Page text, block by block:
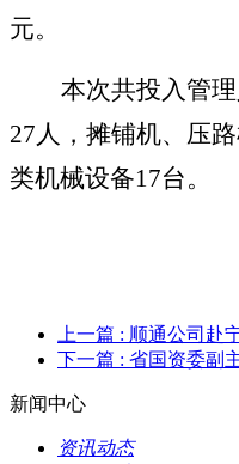
元。
本次共投入管
27人，摊铺机、压
类机械设备17台。
上一篇 : 顺通公司赴
下一篇 : 省国资委副
新闻中心
资讯动态